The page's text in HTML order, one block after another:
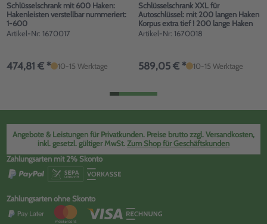
Schlüsselschrank mit 600 Haken:
Hakenleisten verstellbar nummeriert:
1-600
Artikel-Nr: 1670017
474,81 € * 10-15 Werktage
Schlüsselschrank XXL für
Autoschlüssel: mit 200 langen Haken
Korpus extra tief ! 200 lange Haken
Artikel-Nr: 1670018
589,05 € * 10-15 Werktage
Angebote & Leistungen für Privatkunden. Preise brutto zzgl. Versandkosten,
inkl. gesetzl. gültiger MwSt. Zum Shop für Geschäftskunden
Zahlungsarten mit 2% Skonto
Zahlungsarten ohne Skonto